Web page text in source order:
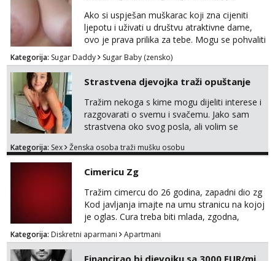
Razgovaram :)
Tel:064/677-677
tel:0,93€ - mob:1,12€ min
Obavijesti me kada se oslobodi
Anđela
- Kod: #142
tel:0,93€ - mob:1,12€ min
ruke, molim samo ozbiljne da se javljaju one
koje se pale na seks po mracnim parkinzima,
sumarcima itd be...
Ako si uspješan muškarac koji zna cijeniti
ljepotu i uživati u društvu atraktivne dame,
ovo je prava prilika za tebe. Mogu se pohvaliti
prekrasnim licem, dugom, njegovanom
kosom i fit figurom. Moje grudi su broj 4,a
guza je, bez lažne skromnosti, prava top
forma. Diskretno i opušteno druženje je moj
stil, bez dugačkih dopisivanja, putovanja ili
javnih pojavljivanja. Što nudim: - atraktivno i
ugo...
Kategorija: Sugar Daddy Sugar Baby (zensko)
Strastvena djevojka traži opuštanje
Tražim nekoga s kime mogu dijeliti interese i
razgovarati o svemu i svačemu. Jako sam
strastvena oko svog posla, ali volim se
Voljela bi naci nekoga pa da se nemoram
ispod i nadji me tamo, cekam te!
Kategorija: Sex Ženska osoba traži mušku osobu
Cimericu Zg
Tražim cimercu do 26 godina, zapadni dio zg
Kod javljanja imajte na umu stranicu na kojoj
je oglas. Cura treba biti mlada, zgodna,
uredna, bez poroka.
Kategorija: Diskretni aparmani Apartmani
Financirao bi djevojku sa 3000 EUR/mj